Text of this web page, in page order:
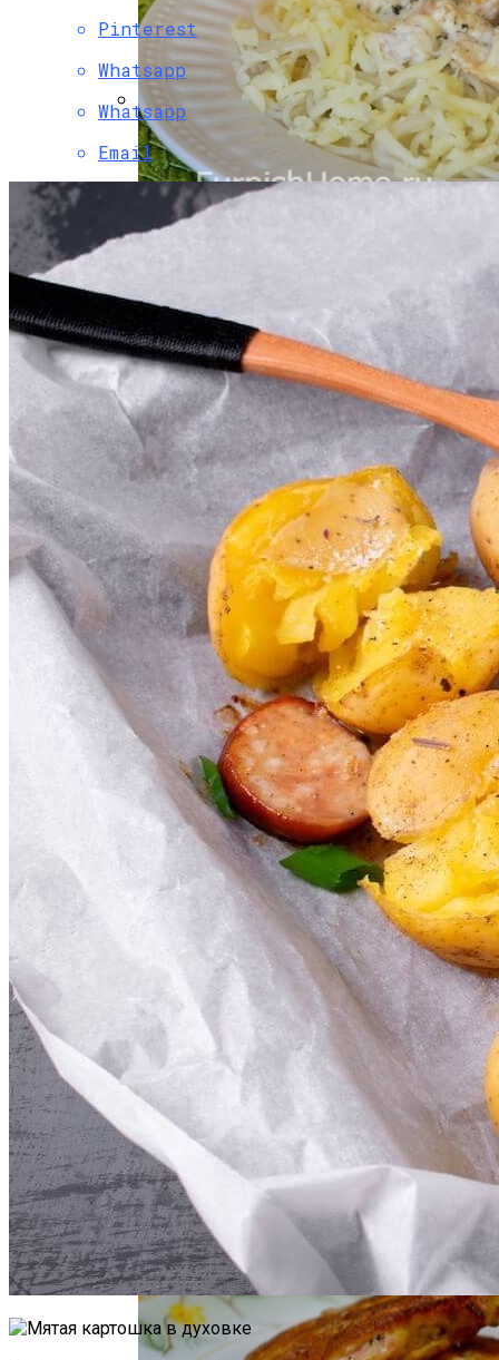
Разбираемся, Какие Виды Проклятий
Соседи Могут Применить К Вашему
Дому
Почему Нельзя Повторно Кипятить
Воду Для Приготовления Чая Или Кофе
Как Повторно Использовать Воду
После Варки Риса
Идеи Для Свиданий: 16 Самых Лучших
Романтических Встреч Для Вас Двоих
Аппаратная Домашняя Косметология С
Помощью Гаджетов: Что Купить На
AliExpress
Короткие Женские Топы: Модный Писк
Сезона Лета 2021 Года
Мясной Рулет С Соевым Соусом И
Кунжутом
Необычная Пицца Из Слоеного Теста
Pinterest
Whatsapp
Whatsapp
Email